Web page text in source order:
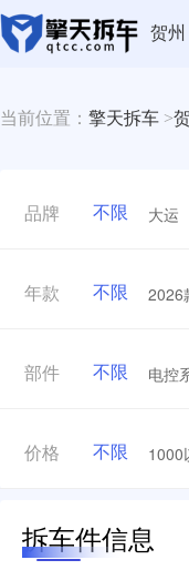
贺州
当前位置： 擎天拆车 >
品牌 不限 大运
年款 不限 2026
部件 不限 电控
价格 不限 1000
拆车件信息